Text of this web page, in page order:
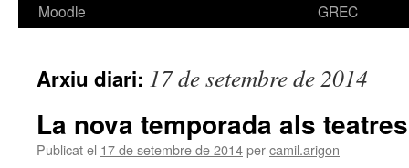
Moodle
GREC
Arxiu diari: 17 de setembre de 2014
La nova temporada als
Publicat el 17 de setembre de 2014percamil.arigon